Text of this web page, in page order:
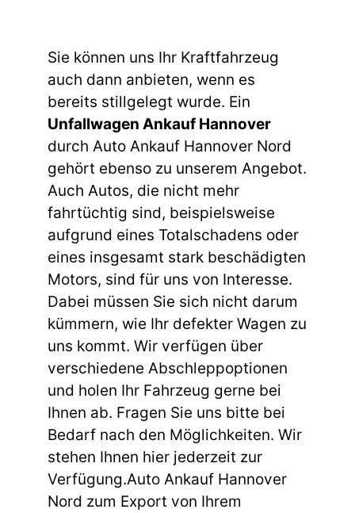
Sie können uns Ihr Kraftfahrzeug
auch dann anbieten, wenn es
bereits stillgelegt wurde. Ein
Unfallwagen Ankauf Hannover
durch Auto Ankauf Hannover Nord
gehört ebenso zu unserem Angebot.
Auch Autos, die nicht mehr
fahrtüchtig sind, beispielsweise
aufgrund eines Totalschadens oder
eines insgesamt stark beschädigten
Motors, sind für uns von Interesse.
Dabei müssen Sie sich nicht darum
kümmern, wie Ihr defekter Wagen zu
uns kommt. Wir verfügen über
verschiedene Abschleppoptionen
und holen Ihr Fahrzeug gerne bei
Ihnen ab. Fragen Sie uns bitte bei
Bedarf nach den Möglichkeiten. Wir
stehen Ihnen hier jederzeit zur
Verfügung.Auto Ankauf Hannover
Nord zum Export von Ihrem